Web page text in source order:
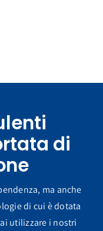
di
ma anche
di cui è dotata
utilizzare i nostri